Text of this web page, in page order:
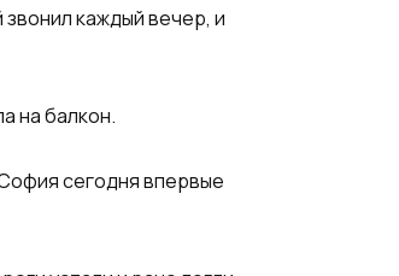
каждый вечер, и
на балкон.
сегодня впервые